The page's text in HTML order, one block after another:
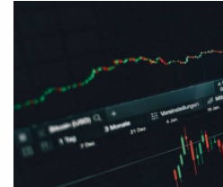
8/2，每日前 50 名追蹤官方
標記台灣官方帳號 ＠
片乙份（共 150 份，數量有限
提供）SEVENTEEN尹淨漢、
國時尚美妝品牌BANILA CO快閃
店受到台韓女孩愛用的韓國時尚
品牌人氣明星商品，ZERO零感
列以及榮獲韓國美妝大賞底妝
119萬3462元，等於母親留下的
萬元。讀者坦言，母親生前相當
積蓄，因為投資不當而大幅縮
她賺回來。所以在2024年8月，
0050」，並許下心願，只要資產
替母親把這筆錢捐出去。直到今
功，這筆錢順利增值回當初的
行承諾，至今已陸續捐出170萬